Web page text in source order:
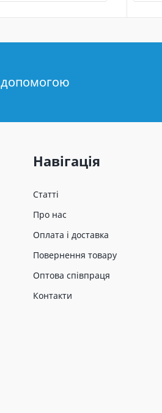
допомогою
Навігація
Статті
Про нас
Оплата і доставка
Повернення товару
Оптова співпраця
Контакти